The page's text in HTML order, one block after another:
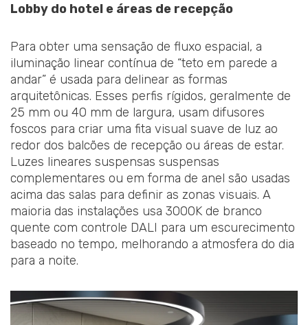
Lobby do hotel e áreas de recepção
Para obter uma sensação de fluxo espacial, a
iluminação linear contínua de “teto em parede a
andar” é usada para delinear as formas
arquitetônicas. Esses perfis rígidos, geralmente de
25 mm ou 40 mm de largura, usam difusores
foscos para criar uma fita visual suave de luz ao
redor dos balcões de recepção ou áreas de estar.
Luzes lineares suspensas suspensas
complementares ou em forma de anel são usadas
acima das salas para definir as zonas visuais. A
maioria das instalações usa 3000K de branco
quente com controle DALI para um escurecimento
baseado no tempo, melhorando a atmosfera do dia
para a noite.